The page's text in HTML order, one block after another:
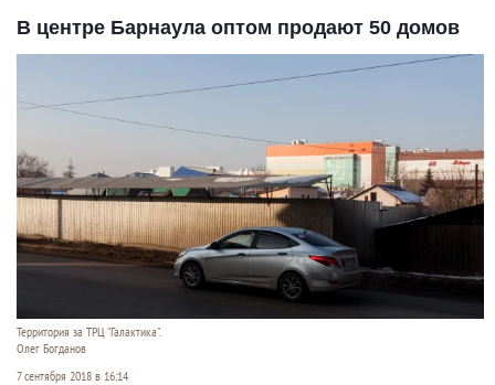
В центре Барнаула оптом продают 50 домов
Территория за ТРЦ "Галактика".
Олег Богданов
7 сентября 2018 в 16:14